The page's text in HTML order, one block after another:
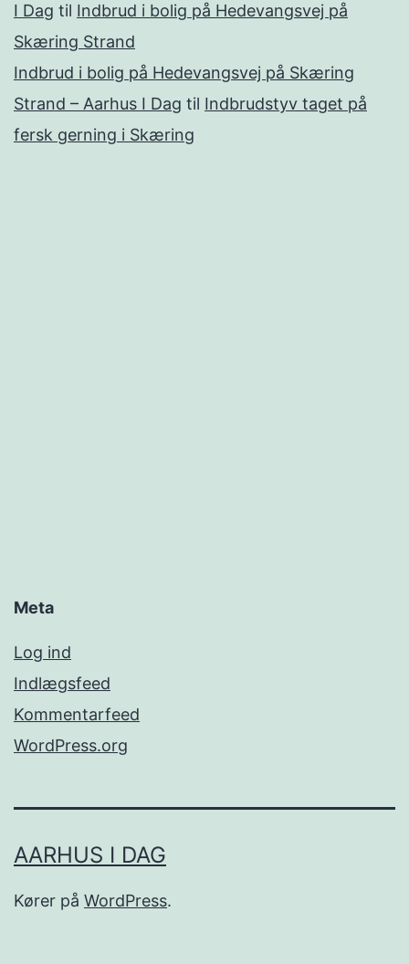
I Dag til Indbrud i bolig på Hedevangsvej på
Skæring Strand
Indbrud i bolig på Hedevangsvej på Skæring
Strand – Aarhus I Dag til Indbrudstyv taget på
fersk gerning i Skæring
Meta
Log ind
Indlægsfeed
Kommentarfeed
WordPress.org
AARHUS I DAG
Kører på WordPress.